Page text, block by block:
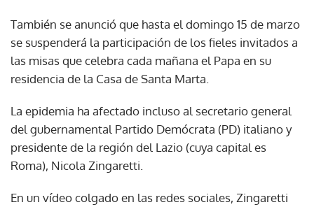
También se anunció que hasta el domingo 15 de marzo
se suspenderá la participación de los fieles invitados a
las misas que celebra cada mañana el Papa en su
residencia de la Casa de Santa Marta.
La epidemia ha afectado incluso al secretario general
del gubernamental Partido Demócrata (PD) italiano y
presidente de la región del Lazio (cuya capital es
Roma), Nicola Zingaretti.
En un vídeo colgado en las redes sociales, Zingaretti